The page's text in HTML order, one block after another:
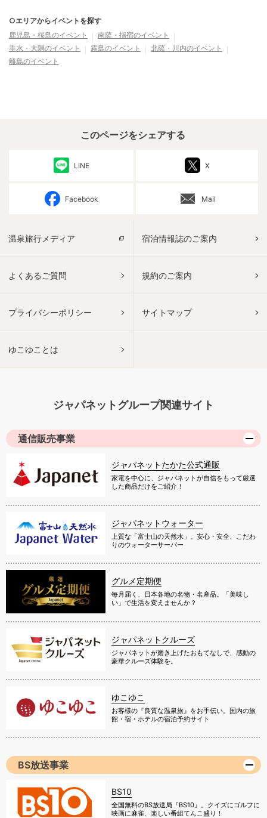
○エリアからイベントを探す
鹿児島・桜島のイベント 南薩・指宿のイベント
垂水・大隅のイベント 霧島のイベント 北薩・川内のイベント
離島のイベント
このページをシェアする
LINE X
Facebook Mail
温泉旅行メディア 宿泊情報誌のご案内
よくあるご質問 規約のご案内
プライバシーポリシー サイトマップ
ゆこゆことは
ジャパネットグループ関連サイト
通信販売事業
ジャパネットたかた公式通販
家電を中心に、ジャパネットが自信をもって厳選
した商品だけをご紹介！
ジャパネットウォーター
上質な「富士山の天然水」。安心・安全、こだわ
りのウォーターサーバー
グルメ定期便
毎月届く、日本各地の名物・名産品。「美味し
い」で生活を変えませんか？
ジャパネットクルーズ
ジャパネットが磨き上げたおもてなしで、感動の
豪華クルーズ体験を。
ゆこゆこ
お客様の『良質な温泉旅』をお手伝い。国内の旅
館・宿・ホテルの宿泊予約サイト
BS放送事業
BS10
全国無料のBS放送局『BS10』。クイズにゴルフに
映画に麻雀、楽しい番組てんこ盛り！